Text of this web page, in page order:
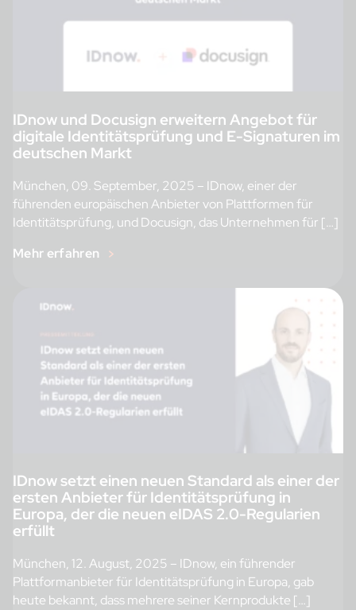
IDnow und Docusign erweitern Angebot für
digitale Identitätsprüfung und E-Signaturen im
deutschen Markt
München, 09. September, 2025 – IDnow, einer der
führenden europäischen Anbieter von Plattformen für
Identitätsprüfung, und Docusign, das Unternehmen für […]
Mehr erfahren
IDnow setzt einen neuen Standard als einer der
ersten Anbieter für Identitätsprüfung in
Europa, der die neuen eIDAS 2.0-Regularien
erfüllt
München, 12. August, 2025 – IDnow, ein führender
Plattformanbieter für Identitätsprüfung in Europa, gab
heute bekannt, dass mehrere seiner Kernprodukte […]